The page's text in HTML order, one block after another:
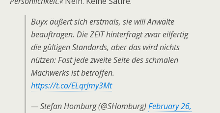
Buyx äußert sich erstmals, sie will Anwälte
beauftragen. Die ZEIT hinterfragt zwar eilfertig
die gültigen Standards, aber das wird nichts
nützen: Fast jede zweite Seite des schmalen
Machwerks ist betroffen.
https://t.co/ELqrJmy3Mt
— Stefan Homburg (@SHomburg) February 26,